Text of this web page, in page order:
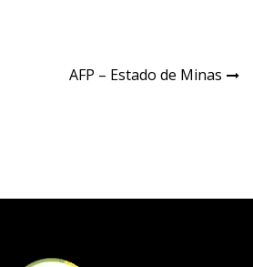
AFP – Estado de Minas